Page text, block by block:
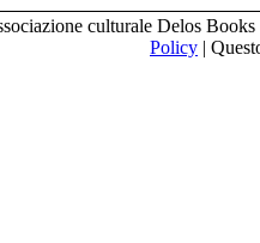
culturale Delos
Policy |